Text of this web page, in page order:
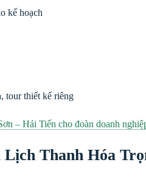
kế hoạch
tour thiết kế riêng
– Hải Tiến cho đoàn doanh
Thanh Hóa